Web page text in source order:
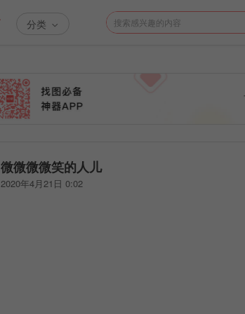
分类
微微微微笑的人儿
2020年4月21日 0:02